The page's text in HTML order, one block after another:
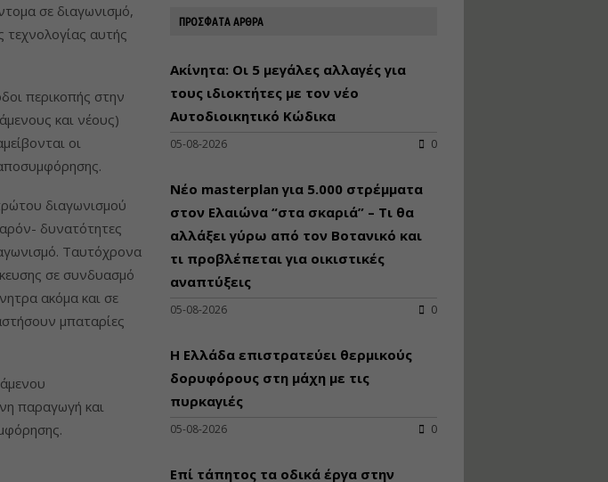
σε διαγωνισμό,
αυτής
περικοπής στην
και νέους)
οι
διαγωνισμού
δυνατότητες
Ταυτόχρονα
σε συνδυασμό
ακόμα και σε
μπαταρίες
παραγωγή και
ΠΡΟΣΦΑΤΑ ΑΡΘΡΑ
Ακίνητα: Οι 5 μεγάλες αλλαγές για
τους ιδιοκτήτες με τον νέο
Αυτοδιοικητικό Κώδικα
05-08-2026 0
Νέο masterplan για 5.000 στρέμματα
στον Ελαιώνα “στα σκαριά” – Τι θα
αλλάξει γύρω από τον Βοτανικό και
τι προβλέπεται για οικιστικές
αναπτύξεις
05-08-2026 0
Η Ελλάδα επιστρατεύει θερμικούς
δορυφόρους στη μάχη με τις
πυρκαγιές
05-08-2026 0
Επί τάπητος τα οδικά έργα στην
Τιμή από: €230.00
Διάρκεια: 14 ώρες
πιστοποιητικού
Εισηγητές:
Γραμματή Μπακλατσή
Τιμή από: €145.00